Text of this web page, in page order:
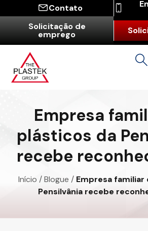
Contato
Solicitação de
emprego
Empresa
plásticos da
recebe
Início /Blogue / Empresa
Pensilvânia recebe